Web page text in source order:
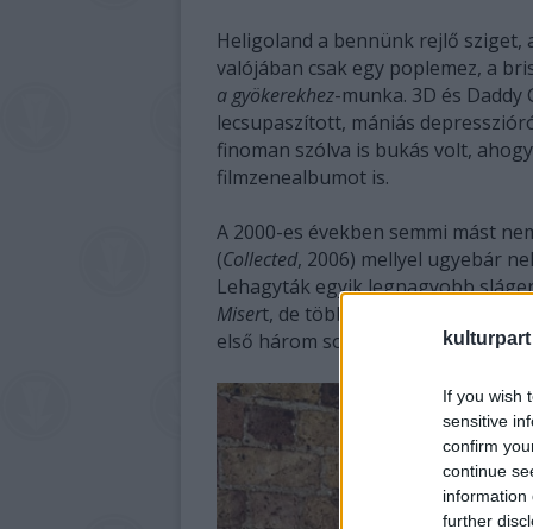
kulturpart
If you wish
sensitive
confirm
continue
information
further
Heligoland a bennünk rejlő
valójában csak egy poplemez, a
a gyökerekhez-munka. 3D és
lecsupaszított, mániás
finoman szólva is bukás volt,
filmzenealbumot is.
A 2000-es években semmi mást
(Collected, 2006) mellyel ugyebár
Lehagyták egyik legnagyobb
Misert, de több is veszett
első három sorlemezt veszi elő.